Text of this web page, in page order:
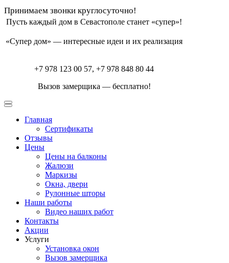
Принимаем звонки круглосуточно!
Пусть каждый дом в Севастополе станет «супер»!
«Супер дом» — интересные идеи и их реализация
+7 978 123 00 57, +7 978 848 80 44
Вызов замерщика — бесплатно!
Главная
Сертификаты
Отзывы
Цены
Цены на балконы
Жалюзи
Маркизы
Окна, двери
Рулонные шторы
Наши работы
Видео наших работ
Контакты
Акции
Услуги
Установка окон
Вызов замерщика